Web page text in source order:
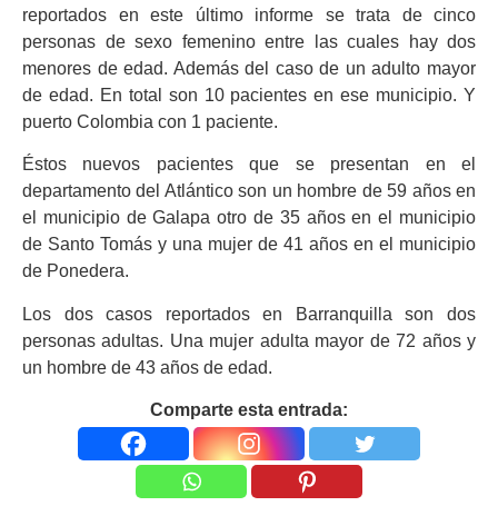
reportados en este último informe se trata de cinco
personas de sexo femenino entre las cuales hay dos
menores de edad. Además del caso de un adulto mayor
de edad. En total son 10 pacientes en ese municipio. Y
puerto Colombia con 1 paciente.
Éstos nuevos pacientes que se presentan en el
departamento del Atlántico son un hombre de 59 años en
el municipio de Galapa otro de 35 años en el municipio
de Santo Tomás y una mujer de 41 años en el municipio
de Ponedera.
Los dos casos reportados en Barranquilla son dos
personas adultas. Una mujer adulta mayor de 72 años y
un hombre de 43 años de edad.
Comparte esta entrada: